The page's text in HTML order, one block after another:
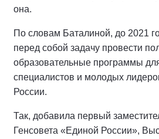
она.
По словам Баталиной, до 2021
перед собой задачу провести
образовательные программы
специалистов и молодых
России.
Так, добавила первый
Генсовета «Единой России»,